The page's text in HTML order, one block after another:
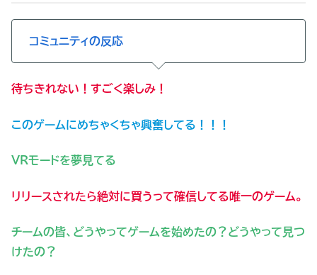
コミュニティの反応
待ちきれない！すごく楽しみ！
このゲームにめちゃくちゃ興奮してる！！！
VRモードを夢見てる
リリースされたら絶対に買うって確信してる唯一のゲーム。
チームの皆、どうやってゲームを始めたの？どうやって見つ
けたの？